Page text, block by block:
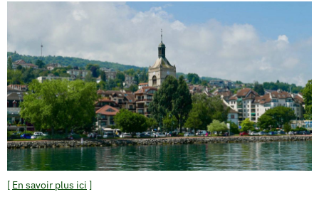
[ En savoir plus ici ]